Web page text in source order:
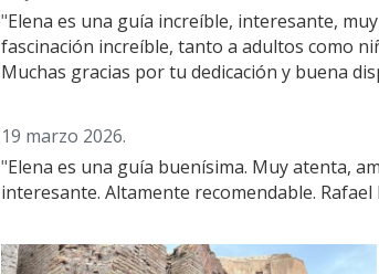
"Elena es una guía increíble, interesante,
fascinación increíble, tanto a adultos como
Muchas gracias por tu dedicación y buena
19 marzo 2026.
"Elena es una guía buenísima. Muy atenta,
interesante. Altamente recomendable. Rafael